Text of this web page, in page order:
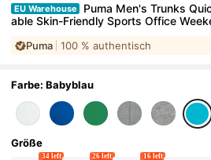
EU Warehouse
Puma Men's Trunks
able Skin-Friendly Sports Office
Puma 100 % authentisch
Farbe: Babyblau
Größe
34 left 26 left 16 left